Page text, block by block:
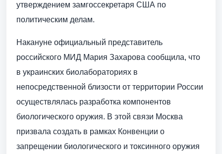
утверждением замгоссекретаря США по
политическим делам.
Накануне официальный представитель
российского МИД Мария Захарова сообщила, что
в украинских биолабораториях в
непосредственной близости от территории России
осуществлялась разработка компонентов
биологического оружия. В этой связи Москва
призвала создать в рамках Конвенции о
запрещении биологического и токсинного оружия